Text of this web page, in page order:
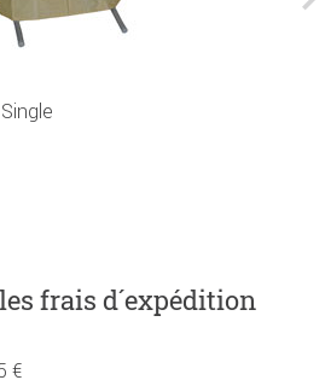
frais d´expédition
€